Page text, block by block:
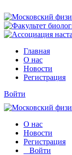
Главная
О нас
Новости
Регистрация
Войти
О нас
Новости
Регистрация
Войти